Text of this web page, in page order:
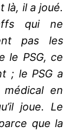
là, il a joué.
qui ne
pas les
le PSG, ce
; le PSG a
en
joue. Le
que la